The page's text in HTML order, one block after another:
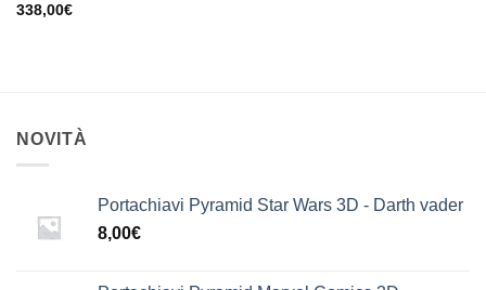
338,00€
NOVITÀ
Portachiavi Pyramid Star Wars 3D - Darth vader
8,00€